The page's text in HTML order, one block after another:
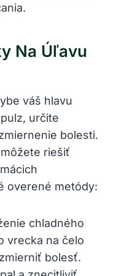
Na Úľavu
váš hlavu
určite
bolesti.
riešiť
overené metódy:
chladného
vrecka na čelo
bolesť.